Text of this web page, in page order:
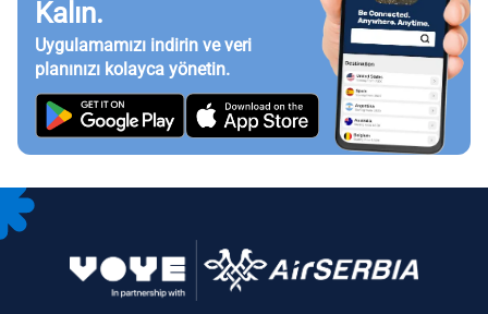
Kalın.
Uygulamamızı indirin ve veri
planınızı kolayca yönetin.